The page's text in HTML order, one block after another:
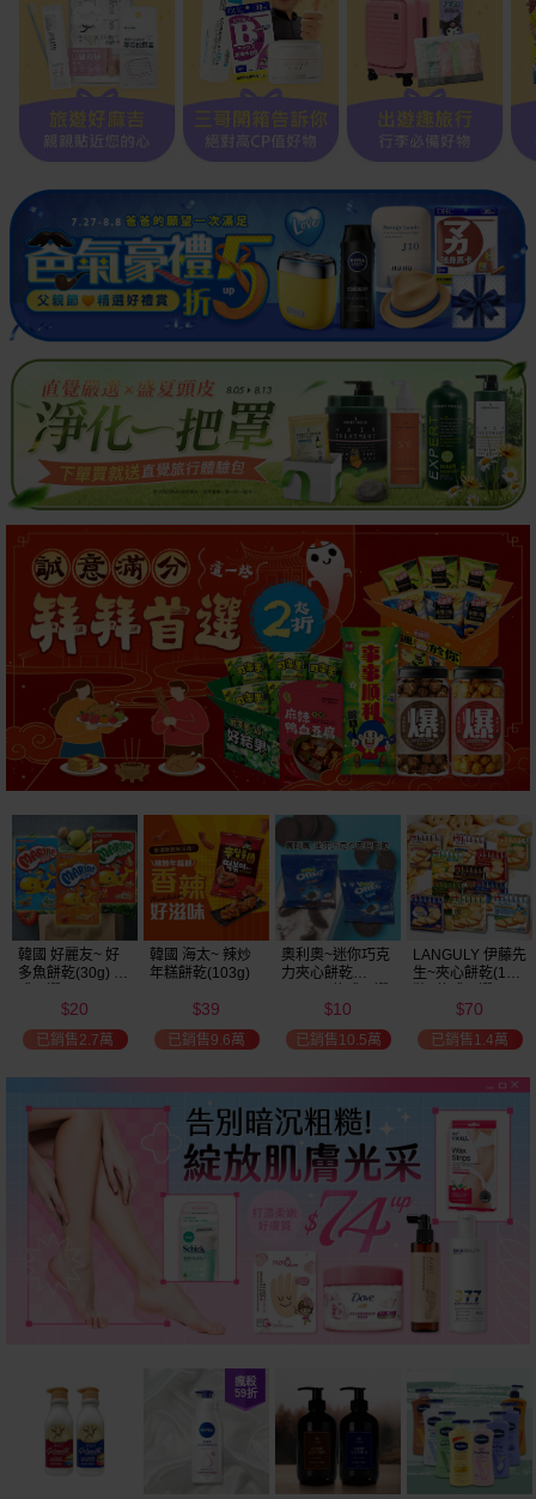
韓國 好麗友~ 好
多魚餅乾(30g) 款
$20
已銷售2.7萬
韓國 海太~ 辣炒
年糕餅乾(103g)
$39
已銷售9.6萬
奧利奧~迷你巧克
力夾心餅乾
美式賣場熱銷
$10
已銷售10.5萬
LANGULY 伊藤先
生~夾心餅乾(1盒
$70
已銷售1.4萬